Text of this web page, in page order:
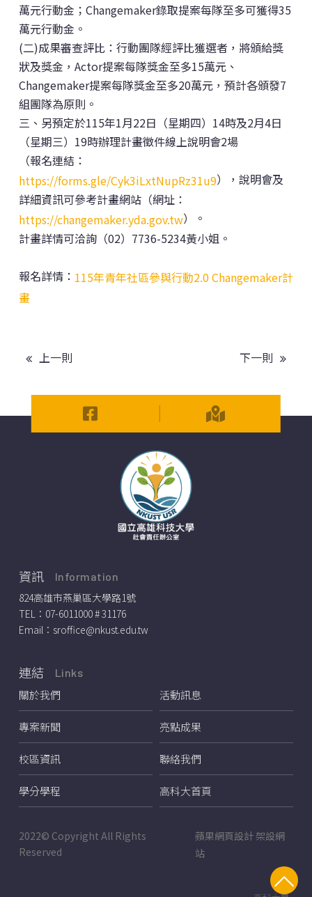
萬元行動金；Changemaker錄取提案每隊至多可獲得35
萬元行動金。
(二)成果審查評比：行動團隊經評比獲選者，將頒給獎
狀及獎金，Actor提案每隊獎金至多15萬元、
Changemaker提案每隊獎金至多20萬元，預計各頒發7
組團隊為原則。
三、另預定於115年1月22日（星期四）14時及2月4日
（星期三）19時辦理計畫徵件線上說明會2場
（報名連結：
https://forms.gle/Cyk3iLxtNupRz31u9），說明會及
詳細資訊可參考計畫網站（網址：
https://changemaker.yda.gov.tw）。
計畫詳情可洽詢（02）7736-5234黃小姐。
報名詳情： 115年青年社區參與行動2.0 Changemaker計
畫
上一則 下一則
資訊 Information
824高雄市燕巢區大學路1號
TEL： 07-6011000 # 31176
Email： sroffice@nkust.edu.tw
連結 Links
關於我們 活動訊息
專案新聞 亮點成果
校區資訊 聯絡我們
學分學程 高科大首頁
2022© Copyright All Rights
Reserved
蘋果網頁設計 架設網
站